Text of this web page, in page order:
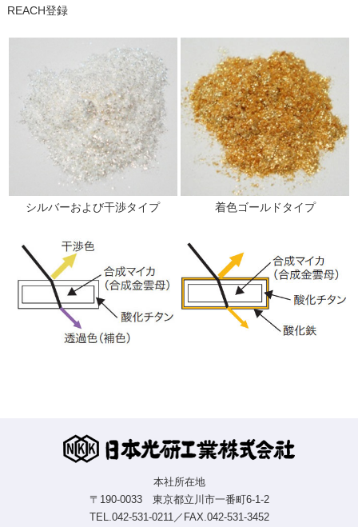
REACH登録
シルバーおよび干渉タイプ 着色ゴールドタイプ
本社所在地
〒190-0033 東京都立川市一番町6-1-2
TEL. 042-531-0211 ／FAX.042-531-3452